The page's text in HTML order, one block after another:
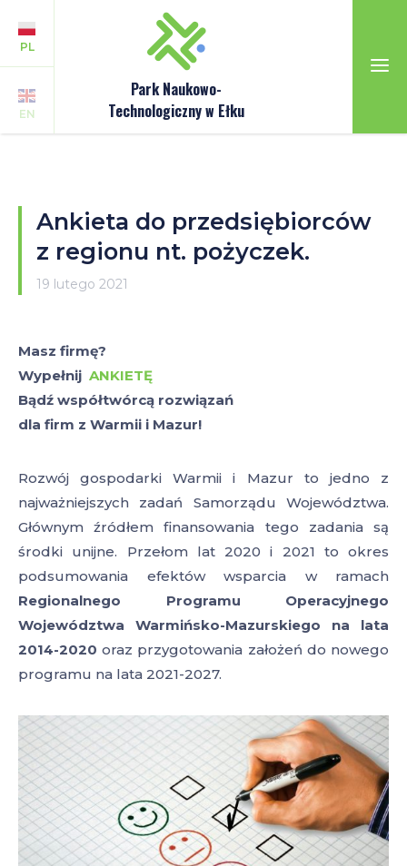
Park Naukowo-
Technologiczny w Ełku
PL
EN
Ankieta do przedsiębiorców
z regionu nt. pożyczek.
19 lutego 2021
Masz firmę?
Wypełnij ANKIETĘ
Bądź współtwórcą rozwiązań
dla firm z Warmii i Mazur!
Rozwój gospodarki Warmii i Mazur to jedno z
najważniejszych zadań Samorządu Województwa.
Głównym źródłem finansowania tego zadania są
środki unijne. Przełom lat 2020 i 2021 to okres
podsumowania efektów wsparcia w ramach
Regionalnego Programu Operacyjnego
Województwa Warmińsko-Mazurskiego na lata
2014-2020oraz przygotowania założeń do nowego
programu na lata 2021-2027.